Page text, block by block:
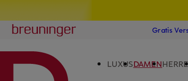
Breuninger
Gratis
LUXUSDAMEN